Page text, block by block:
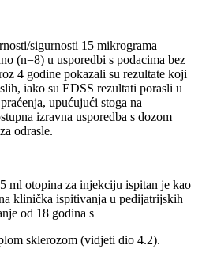
sigurnosti 15 mikrograma
(n=8) u usporedbi s podacima bez
4 godine pokazali su rezultate koji
iako su EDSS rezultati porasli u
upućujući stoga na
izravna usporedba s dozom
odrasle.
ml otopina za injekciju ispitan je kao
klinička ispitivanja u pedijatrijskih
od 18 godina s
sklerozom (vidjeti dio 4.2).